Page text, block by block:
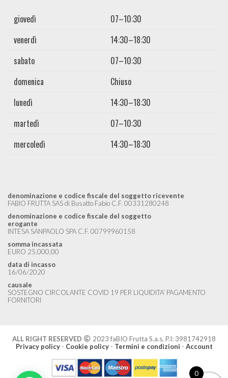
giovedì
07–10:30
venerdì
14:30–18:30
sabato
07–10:30
domenica
Chiuso
lunedì
14:30–18:30
martedì
07–10:30
mercoledì
14:30–18:30
denominazione e codice fiscale del soggetto ricevente
FABIO FRUTTA SAS di Busatto Fabio C.F. 00331280248
denominazione e codice fiscale del soggetto
erogante
INTESA SANPAOLO SPA C.F. 00799960158
somma incassata
EURO 25.000,00
data di incasso
16/06/2020
causale
SOSTEGNO CIRCOLANTE COVID 19 PER LIQUIDITA’ PAGAMENTO
FORNITORI
ALL RIGHT RESERVED
2023 faBIO Frutta S.a.s, P.I: 3981742918
Privacy policy- Cookie policy- Termini e condizioni - Account
0